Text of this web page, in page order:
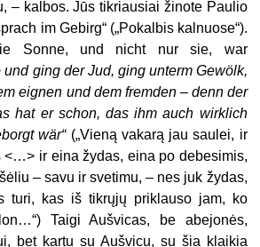
– kalbos. Jūs tikriausiai žinote Paulio
im Gebirg“ („Pokalbis kalnuose“).
Sonne, und nicht nur sie, war
und ging der Jud, ging unterm Gewölk,
eignen und dem fremden – denn der
hat er schon, das ihm auch wirklich
wär“ („Vieną vakarą jau saulei, ir
<…> ir eina žydas, eina po debesimis,
– savu ir svetimu, – nes juk žydas,
turi, kas iš tikrųjų priklauso jam, ko
Taigi Aušvicas, be abejonės,
bet kartu su Aušvicu, su šia klaikia